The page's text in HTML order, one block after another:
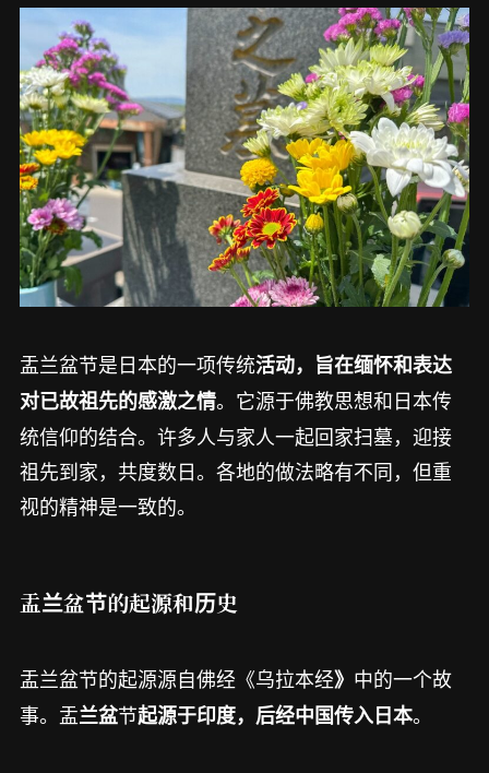
盂兰盆节是日本的一项传统活动，旨在缅怀和表达
对已故祖先的感激之情。它源于佛教思想和日本传
统信仰的结合。许多人与家人一起回家扫墓，迎接
祖先到家，共度数日。各地的做法略有不同，但重
视的精神是一致的。
盂兰盆节的起源和历史
盂兰盆节的起源源自佛经《乌拉本经》 中的一个故
事。盂兰盆节起源于印度，后经中国传入日本。